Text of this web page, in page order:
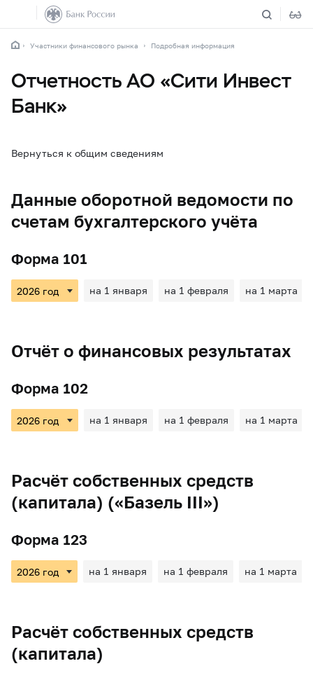
Участники финансового рынка Подробная информация
Отчетность АО «Сити Инвест
Банк»
Вернуться к общим сведениям
Данные оборотной ведомости по
счетам бухгалтерского учёта
Форма 101
на 1 января на 1 февраля на 1 марта
Отчёт о финансовых результатах
Форма 102
на 1 января на 1 февраля на 1 марта
Расчёт собственных средств
(капитала) («Базель III»)
Форма 123
на 1 января на 1 февраля на 1 марта
Расчёт собственных средств
(капитала)